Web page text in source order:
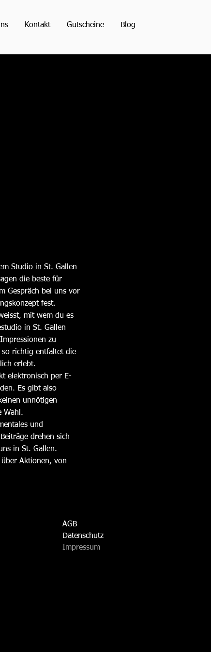
Kontakt Gutscheine Blog
Studio in St. Gallen
die beste für
Gespräch bei uns vor
fest.
mit wem du es
in St. Gallen
zu
so richtig entfaltet die
erlebt.
elektronisch per E-
Es gibt also
unnötigen
.
und
drehen sich
in St. Gallen.
Aktionen, von
AGB
Datenschutz
Impressum